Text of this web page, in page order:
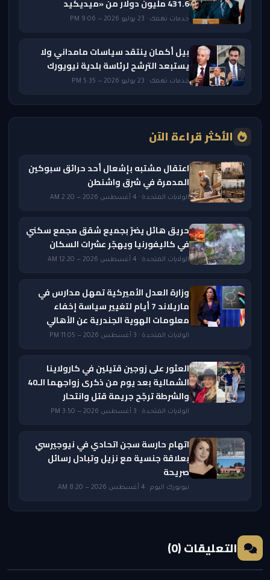
431.6 مليون دولار من «ميديكيد
خدمات تهمك · 23 يوليو 2026 — 9:06 PM
بيل أكمان ينتقد سياسات مامداني ولا
يستبعد الترشح لرئاسة بلدية نيويورك
خدمات تهمك · 23 يوليو 2026 — 5:35 PM
الأكثر قراءة الآن
اعتقال مشتبه بإشعال أحد حرائق سبوكين
المدمرة في شرق واشنطن
الولايات المتحدة · 4 أغسطس 2026 — 2:20 AM
حريق هائل يضرّ بجميع شقق مجمع سكني
في كاليفورنيا ويهجّر عشرات السكان
الولايات المتحدة · 4 أغسطس 2026 — 12:20 AM
وزارة العدل الأميركية تمهل مدارس في
ماريلاند 7 أيام لتغيير سياسة إخفاء
معلومات الهوية الجندرية عن الأهالي
الولايات المتحدة · 3 أغسطس 2026 — 11:05 PM
العثور على زوجين قتيلين في كارولاينا
الشمالية بعد يوم من ذكرى زواجهما الـ40
والشرطة ترجّح جريمة قتل وانتحار
الولايات المتحدة · 3 أغسطس 2026 — 3:50 PM
اتهام حارسة سجن اتحادي في نيوجيرسي
بعلاقة جنسية مع نزيل وتبادل رسائل
صريحة
نيويورك اليوم · 4 أغسطس 2026 — 8:20 AM
التعليقات (0)